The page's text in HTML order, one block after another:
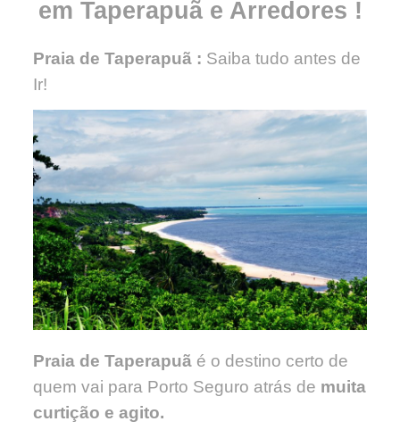
em Taperapuã e Arredores !
Praia de Taperapuã : Saiba tudo antes de
Ir!
Praia de Taperapuã é o destino certo de
quem vai para Porto Seguro atrás de muita
curtição e agito.